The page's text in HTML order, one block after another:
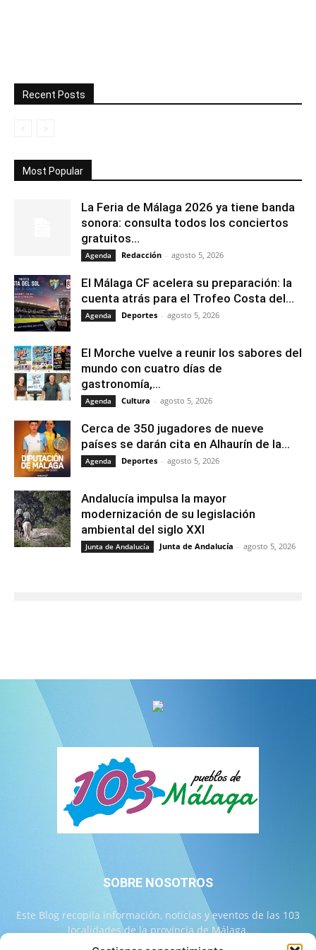
Recent Posts
Most Popular
La Feria de Málaga 2026 ya tiene banda
sonora: consulta todos los conciertos
gratuitos...
Agenda Redacción - agosto 5, 2026
El Málaga CF acelera su preparación: la
cuenta atrás para el Trofeo Costa del...
Agenda Deportes - agosto 5, 2026
El Morche vuelve a reunir los sabores del
mundo con cuatro días de
gastronomía,...
Agenda Cultura - agosto 5, 2026
Cerca de 350 jugadores de nueve
países se darán cita en Alhaurín de la...
Agenda Deportes - agosto 5, 2026
Andalucía impulsa la mayor
modernización de su legislación
ambiental del siglo XXI
Junta de Andalucía Junta de Andalucía - agosto 5, 2026
SOBRE NOSOTROS
Este Blog recopila información, noticias y eventos de las 103
localidades de la provincia de Málaga.